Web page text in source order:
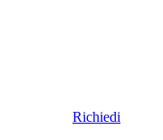
Richiedi